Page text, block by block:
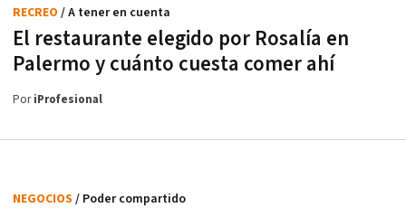
El restaurante elegido por Rosalía en
Palermo y cuánto cuesta comer ahí
RECREO / A tener en cuenta
PoriProfesional
NEGOCIOS / Poder compartido